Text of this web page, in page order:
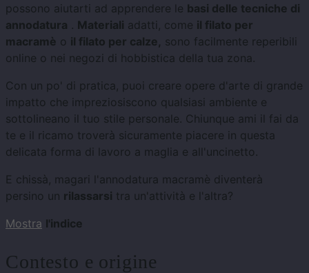
possono aiutarti ad apprendere le basi delle tecniche di
annodatura . Materiali adatti, come il filato per
macramè o il filato per calze, sono facilmente reperibili
online o nei negozi di hobbistica della tua zona.
Con un po' di pratica, puoi creare opere d'arte di grande
impatto che impreziosiscono qualsiasi ambiente e
sottolineano il tuo stile personale. Chiunque ami il fai da
te e il ricamo troverà sicuramente piacere in questa
delicata forma di lavoro a maglia e all'uncinetto.
E chissà, magari l'annodatura macramè diventerà
persino un rilassarsi tra un'attività e l'altra?
Mostra l'indice
Contesto e origine